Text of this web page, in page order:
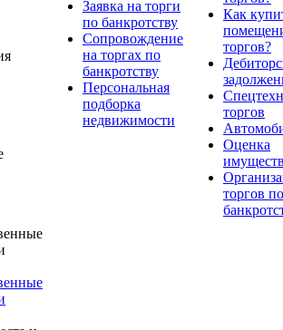
Заявка на торги
по банкротству
Сопровождение
на торгах по
банкротству
Персональная
подборка
недвижимости
Как
торгов?
торгов
Оценка
торгов по